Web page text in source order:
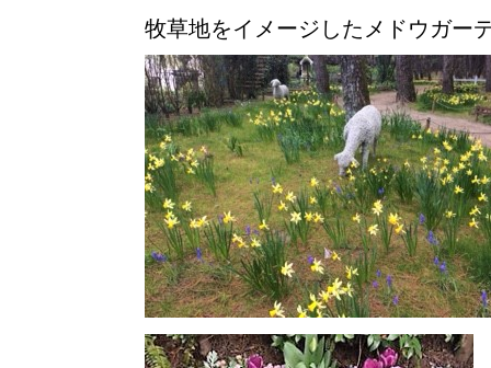
牧草地をイメージしたメドウガー